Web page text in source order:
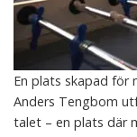
En plats skapad för
Anders Tengbom
talet – en plats där